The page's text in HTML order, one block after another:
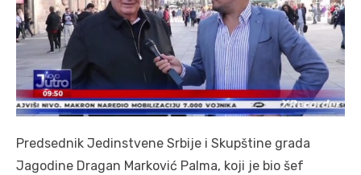
Predsednik Jedinstvene Srbije i Skupštine grada
Jagodine Dragan Marković Palma, koji je bio šef